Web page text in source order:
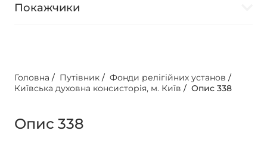
Покажчики
Головна / Путівник / Фонди релігійних установ /
Київська духовна консисторія, м. Київ / Опис 338
Опис 338